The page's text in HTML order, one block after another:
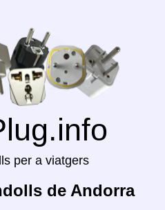
per a viatgers
de Andorra